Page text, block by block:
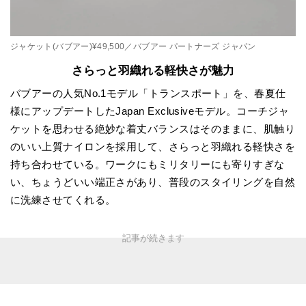
ジャケット(バブアー)¥49,500／バブアー パートナーズ ジャパン
さらっと羽織れる軽快さが魅力
バブアーの人気No.1モデル「トランスポート」を、春夏仕
様にアップデートしたJapan Exclusiveモデル。コーチジャ
ケットを思わせる絶妙な着丈バランスはそのままに、肌触り
のいい上質ナイロンを採用して、さらっと羽織れる軽快さを
持ち合わせている。ワークにもミリタリーにも寄りすぎな
い、ちょうどいい端正さがあり、普段のスタイリングを自然
に洗練させてくれる。